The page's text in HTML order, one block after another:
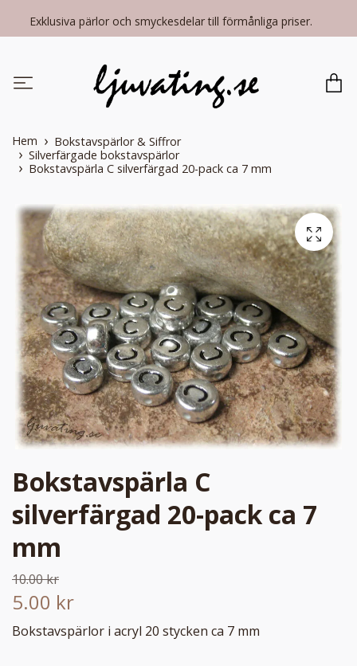
Exklusiva pärlor och smyckesdelar till förmånliga priser.
Hem
Bokstavspärlor & Siffror
Silverfärgade bokstavspärlor
Bokstavspärla C silverfärgad 20-pack ca 7 mm
Bokstavspärla C
silverfärgad 20-pack ca 7
mm
10.00 kr
5.00 kr
Bokstavspärlor i acryl 20 stycken ca 7 mm